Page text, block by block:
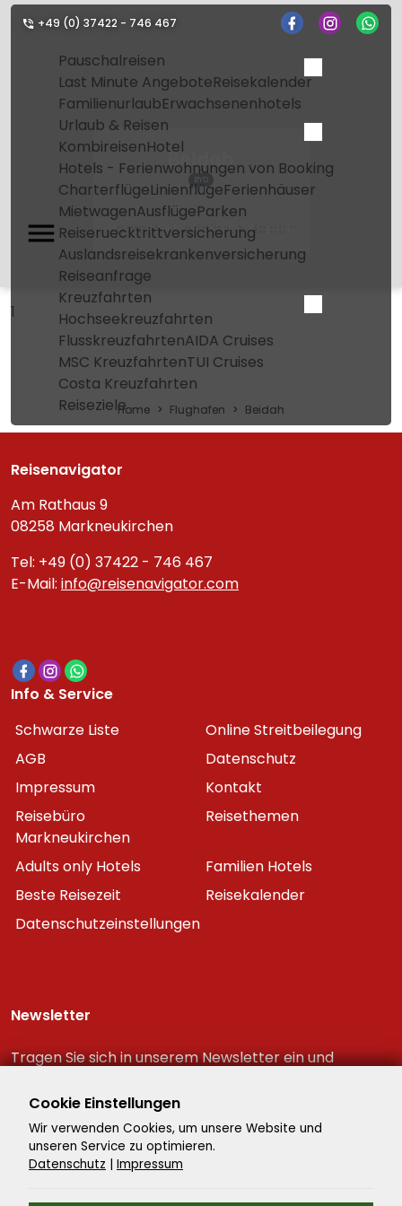
+49 (0) 37422 - 746 467
Pauschalreisen
Last Minute AngeboteReisekalender
FamilienurlaubErwachsenenhotels
Urlaub & Reisen
KombireisenHotel
Hotels - Ferienwohnungen von Booking
CharterflügeLinienflügeFerienhäuser
MietwagenAusflügeParken
Reiseruecktrittversicherung
Auslandsreisekrankenversicherung
Reiseanfrage
Kreuzfahrten
Hochseekreuzfahrten
FlusskreuzfahrtenAIDA Cruises
MSC KreuzfahrtenTUI Cruises
Costa Kreuzfahrten
Reiseziele
Beidah
BYD
Home Flughafen Beidah
1
Home Flughafen Beidah
Reisenavigator
Am Rathaus 9
08258 Markneukirchen
Tel: +49 (0) 37422 - 746 467
E-Mail: info@reisenavigator.com
Info & Service
Schwarze Liste
Online Streitbeilegung
AGB
Datenschutz
Impressum
Kontakt
Reisebüro
Markneukirchen
Reisethemen
Adults only Hotels
Familien Hotels
Beste Reisezeit
Reisekalender
Datenschutzeinstellungen
Newsletter
Tragen Sie sich in unserem Newsletter ein und
Reiseschnäppchen!
Cookie Einstellungen
Wir verwenden Cookies, um unsere Website und
unseren Service zu optimieren.
Datenschutz | Impressum